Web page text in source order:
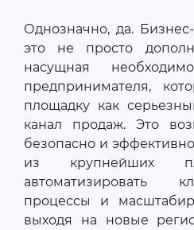
Однозначно, да.
это не просто
насущная
предпринимателя,
площадку как
канал продаж. Это
безопасно и
из крупнейших
автоматизировать
процессы и
выходя на новые